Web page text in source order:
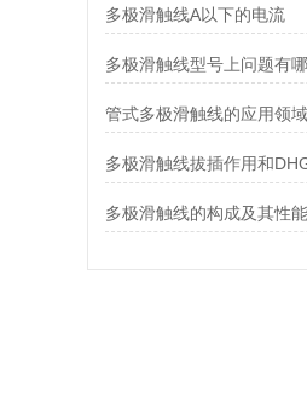
多极滑触线A以下的电流
多极滑触线型号上问题有
管式多极滑触线的应用领
多极滑触线拔插作用和
多极滑触线的构成及其性能